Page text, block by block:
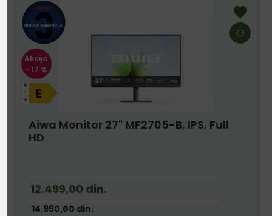
Akcija
- 17 %
A
G E
Aiwa Monitor 27" MF2705-B, IPS, Full
HD
12.499,00 din.
14.990,00din.